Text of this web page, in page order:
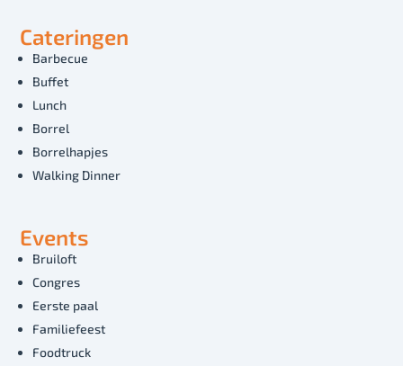
Cateringen
Barbecue
Buffet
Lunch
Borrel
Borrelhapjes
Walking Dinner
Events
Bruiloft
Congres
Eerste paal
Familiefeest
Foodtruck